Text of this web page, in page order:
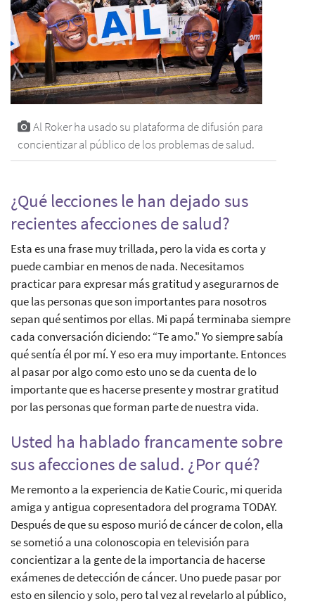
Al Roker ha usado su plataforma de difusión para
concientizar al público de los problemas de salud.
¿Qué lecciones le han dejado sus
recientes afecciones de salud?
Esta es una frase muy trillada, pero la vida es corta y
puede cambiar en menos de nada. Necesitamos
practicar para expresar más gratitud y asegurarnos de
que las personas que son importantes para nosotros
sepan qué sentimos por ellas. Mi papá terminaba siempre
cada conversación diciendo: “Te amo." Yo siempre sabía
qué sentía él por mí. Y eso era muy importante. Entonces
al pasar por algo como esto uno se da cuenta de lo
importante que es hacerse presente y mostrar gratitud
por las personas que forman parte de nuestra vida.
Usted ha hablado francamente sobre
sus afecciones de salud. ¿Por qué?
Me remonto a la experiencia de Katie Couric, mi querida
amiga y antigua copresentadora del programa TODAY.
Después de que su esposo murió de cáncer de colon, ella
se sometió a una colonoscopia en televisión para
concientizar a la gente de la importancia de hacerse
exámenes de detección de cáncer. Uno puede pasar por
esto en silencio y solo, pero tal vez al revelarlo al público,